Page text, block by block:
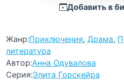
Добавить в
Жанр:Приключения, Драма,
литература
Автор:Анна Одувалова
Серия:Элита Горскейра